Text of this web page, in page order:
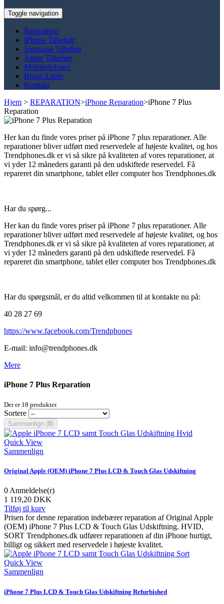
Toggle navigation
Reparation
iPhone Tilbehør
Samsung Tilbehør
Apple Tilbehør
Mobiltelefoner
Brugt Apple
Kontakt
Hjem > REPARATION>iPhone Reparation>iPhone 7 Plus
Reparation
Her kan du finde vores priser på iPhone 7 plus reparationer. Alle
reparationer bliver udført med reservedele af højeste kvalitet, og hos
Trendphones.dk er vi så sikre på kvaliteten af vores reparationer, at
vi yder 12 måneders garanti på den udskiftede reservedel. Få
repareret din smartphone, tablet eller computer hos Trendphones.dk
Har du spørg...
Her kan du finde vores priser på iPhone 7 plus reparationer. Alle
reparationer bliver udført med reservedele af højeste kvalitet, og hos
Trendphones.dk er vi så sikre på kvaliteten af vores reparationer, at
vi yder 12 måneders garanti på den udskiftede reservedel. Få
repareret din smartphone, tablet eller computer hos Trendphones.dk
Har du spørgsmål, er du altid velkommen til at kontakte nu på:
40 28 27 69
https://www.facebook.com/Trendphones
E-mail: info@trendphones.dk
Mere
iPhone 7 Plus Reparation
Der er 18 produkter.
Sortere
Sammenlign (0)
Quick View
Sammenlign
Original Apple (OEM) iPhone 7 Plus LCD & Touch Glas Udskiftning
0Anmeldelse(r)
1 119,20 DKK
Tilføj til kurv
Prisen for denne reparation indebærer reparation af Original Apple
(OEM) iPhone 7 Plus LCD & Touch Glas Udskiftning. HVID,
SORT Trendphones.dk udfører reparationen af din iPhone hurtigt,
billigt og sikkert med reservedele i højeste kvalitet.
Quick View
Sammenlign
iPhone 7 Plus LCD & Touch Glas Udskiftning Refurbished